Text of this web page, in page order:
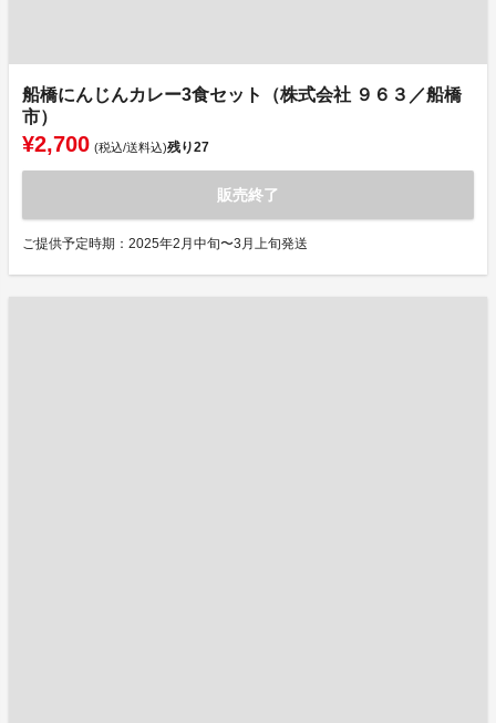
船橋にんじんカレー3食セット（株式会社 ９６３／船橋
市）
¥2,700 (税込/送料込)残り27
販売終了
ご提供予定時期：2025年2月中旬〜3月上旬発送